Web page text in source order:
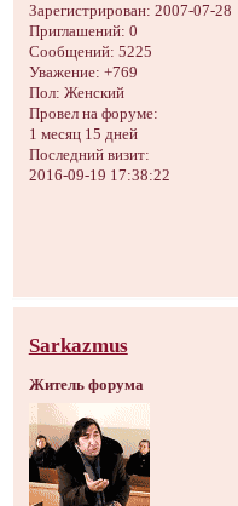
Зарегистрирован: 2007-07-28
Приглашений: 0
Сообщений: 5225
Уважение: +769
Пол: Женский
Провел на форуме:
1 месяц 15 дней
Последний визит:
2016-09-19 17:38:22
Sarkazmus
Житель форума